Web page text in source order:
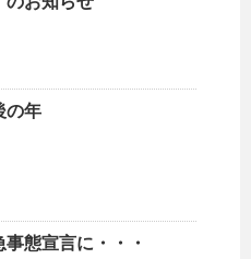
の年
事態宣言に・・・